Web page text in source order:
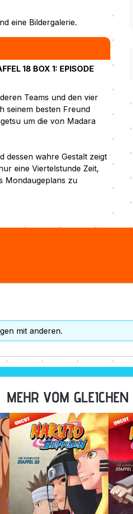
eine Bildergalerie.
18 BOX 1: EPISODE
Teams und den vier
seinem besten Freund
um die von Madara
dessen wahre Gestalt zeigt
eine Viertelstunde Zeit,
Mondaugeplans zu
mit anderen.
MEHR VOM